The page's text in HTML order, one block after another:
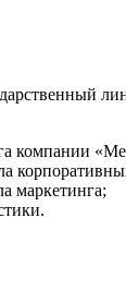
компании
маркетинга;